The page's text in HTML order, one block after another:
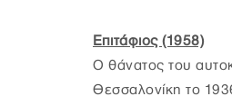
Επιτάφιος (1958)
Ο θάνατος του
Θεσσαλονίκη το